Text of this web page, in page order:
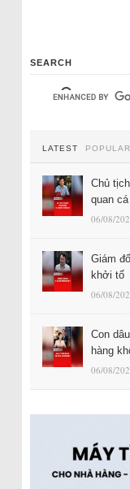
SEARCH
LATEST POPULAR
Chủ
quan
06/08/
Giám
khởi tố
06/08/
Con
hàng
06/08/